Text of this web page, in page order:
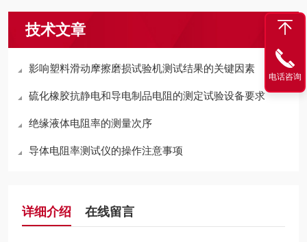
技术文章
影响塑料滑动摩擦磨损试验机测试结果的关键因素
硫化橡胶抗静电和导电制品电阻的测定试验设备要求
绝缘液体电阻率的测量次序
导体电阻率测试仪的操作注意事项
详细介绍 在线留言
电话咨询